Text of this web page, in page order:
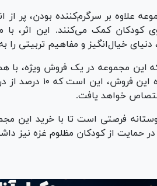
علاوه بر سرگرم‌کننده بودن، پر از
کودکان کمک می‌کنند. این اثر،
خیال‌انگیز و مفاهیم تربیتی
این مجموعه در یک فروش ویژه، با
قرار دارد.
خواهد یافت.
فرصتی است تا با خرید این
حمایت از کودکان مظلوم غزه نیز